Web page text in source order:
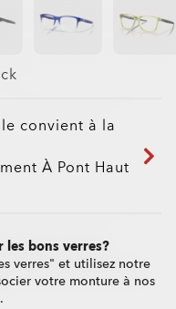
convient à la
À Pont Haut
les bons verres?
verres" et utilisez notre
votre monture à nos